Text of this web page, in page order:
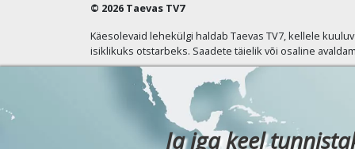
© 2026 Taevas TV7
Käesolevaid lehekülgi haldab Taevas TV7, kellele
isiklikuks otstarbeks. Saadete täielik või osaline
Ja iga keel